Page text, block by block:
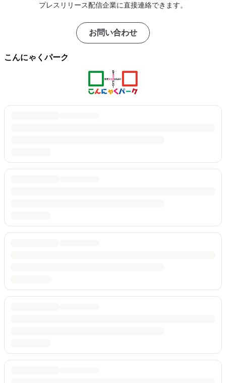
プレスリリース配信企業に直接連絡できます。
お問い合わせ
こんにゃくパーク